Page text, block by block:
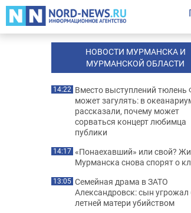
НОВОСТИ МУРМАНСКА И
МУРМАНСКОЙ ОБЛАСТИ
14:22 Вместо выступлений тюлень
может загулять: в
рассказали, почему может
сорваться концерт любимца
публики
14:17 «Понаехавший» или свой?
Мурманска снова спорят о
13:05 Семейная драма в ЗАТО
Александровск: сын угрожал
летней матери убийством